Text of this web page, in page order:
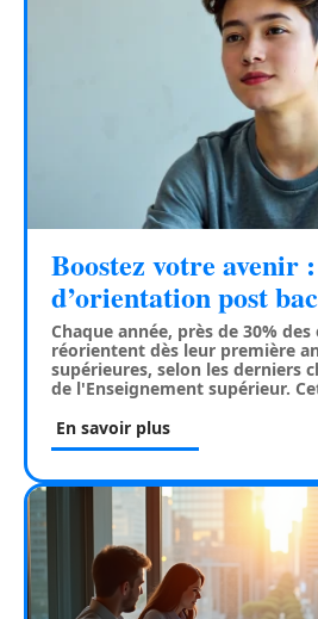
Boostez votre avenir
d’orientation post
Chaque année, près de 30%
réorientent dès leur première
supérieures, selon les derniers
de l'Enseignement supérieur.
En savoir plus